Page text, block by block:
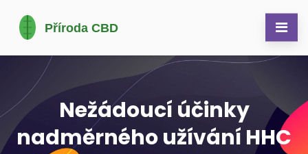
Nežádoucí účinky
nadměrného užívání HHC